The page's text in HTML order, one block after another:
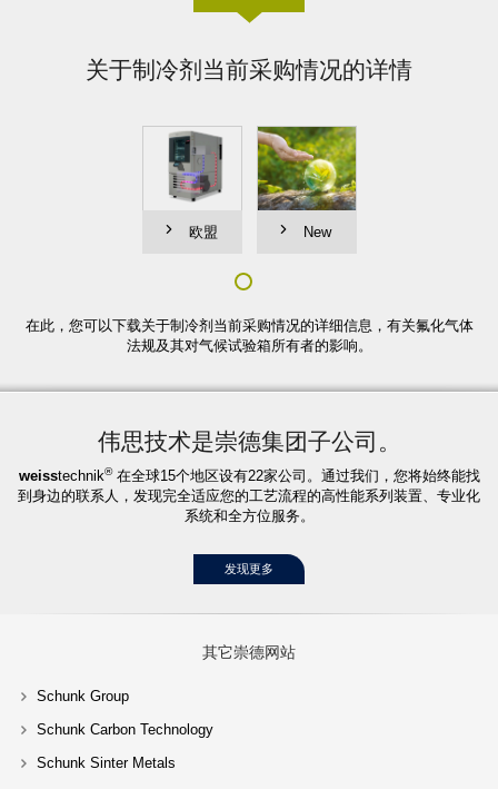
关于制冷剂当前采购情况的详情
欧盟
体法规
New
available
在此，您可以下载关于制冷剂当前采购情况的详细信息，有关氟化气体
法规及其对气候试验箱所有者的影响。
伟思技术是崇德集团子公司。
weisstechnik®在全球15个地区设有22家公司。通过我们，您将始终能找
到身边的联系人，发现完全适应您的工艺流程的高性能系列装置、专业化
系统和全方位服务。
发现更多
其它崇德网站
Schunk Group
Schunk Carbon Technology
Schunk Sinter Metals